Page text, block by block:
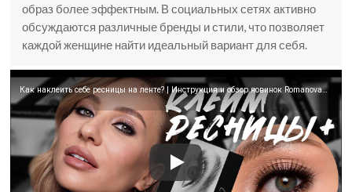
образ более эффектным. В социальных сетях активно
обсуждаются различные бренды и стили, что позволяет
каждой женщине найти идеальный вариант для себя.
Как наклеить себе ресницы на ленте? | Инструкция и обзор новинок Romanovamakeup